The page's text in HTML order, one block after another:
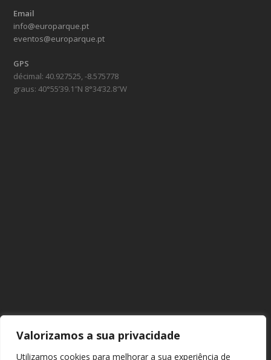
Valorizamos a sua privacidade
Utilizamos cookies para melhorar a sua experiência de
Email
info@europarque.pt
eventos@europarque.pt
GPS
décimal: 40.927525, -8.575778
graus: 40°55’39.1″N 8°34’32.8″W